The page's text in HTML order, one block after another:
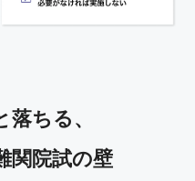
ちる、
関院試の壁